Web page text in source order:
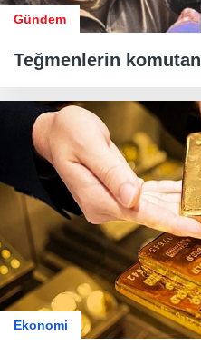
Gündem
Teğmenlerin
Ekonomi